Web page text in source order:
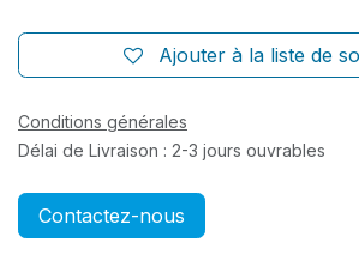
Ajouter à la liste de
Conditions générales
Délai de Livraison : 2-3 jours ouvrables
Contactez-nous